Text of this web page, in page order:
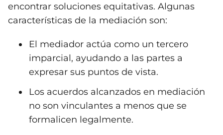
encontrar soluciones equitativas. Algunas
características de la mediación son:
El mediador actúa como un tercero
imparcial, ayudando a las partes a
expresar sus puntos de vista.
Los acuerdos alcanzados en mediación
no son vinculantes a menos que se
formalicen legalmente.